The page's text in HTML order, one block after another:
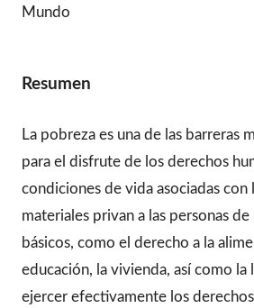
Mundo
Resumen
La pobreza es una de las barreras
para el disfrute de los derechos
condiciones de vida asociadas con
materiales privan a las personas
básicos, como el derecho a la
educación, la vivienda, así como la
ejercer efectivamente los